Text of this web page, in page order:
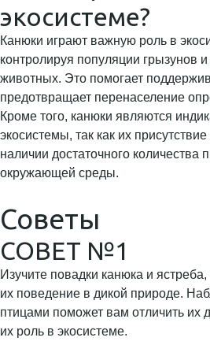
экосистеме?
Канюки играют важную роль в
контролируя популяции грызунов
животных. Это помогает
предотвращает перенаселение
Кроме того, канюки являются
экосистемы, так как их
наличии достаточного количества
окружающей среды.
Советы
СОВЕТ №1
Изучите повадки канюка и
их поведение в дикой природе.
птицами поможет вам отличить их
их роль в экосистеме.